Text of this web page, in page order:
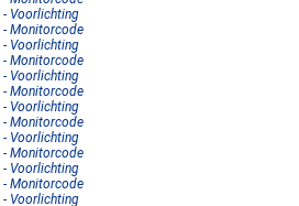
- Voorlichting
- Monitorcode
- Voorlichting
- Monitorcode
- Voorlichting
- Monitorcode
- Voorlichting
- Monitorcode
- Voorlichting
- Monitorcode
- Voorlichting
- Monitorcode
- Voorlichting